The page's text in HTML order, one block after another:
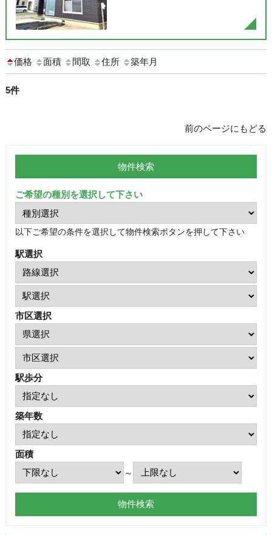
価格 面積 間取 住所 築年月
5件
前のページにもどる
物件検索
ご希望の種別を選択して下さい
以下ご希望の条件を選択して物件検索ボタンを押して下さい
駅選択
市区選択
駅歩分
築年数
面積
～